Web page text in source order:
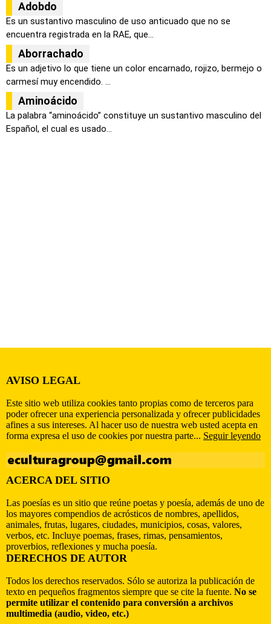
Adobdo
Es un sustantivo masculino de uso anticuado que no se
encuentra registrada en la RAE, que...
Aborrachado
Es un adjetivo lo que tiene un color encarnado, rojizo, bermejo o
carmesí muy encendido. ...
Aminoácido
La palabra “aminoácido” constituye un sustantivo masculino del
Español, el cual es usado...
AVISO LEGAL
Este sitio web utiliza cookies tanto propias como de terceros para
poder ofrecer una experiencia personalizada y ofrecer publicidades
afines a sus intereses. Al hacer uso de nuestra web usted acepta en
forma expresa el uso de cookies por nuestra parte... Seguir leyendo
ACERCA DEL SITIO
Las poesías es un sitio que reúne poetas y poesía, además de uno de
los mayores compendios de acrósticos de nombres, apellidos,
animales, frutas, lugares, ciudades, municipios, cosas, valores,
verbos, etc. Incluye poemas, frases, rimas, pensamientos,
proverbios, reflexiones y mucha poesía.
DERECHOS DE AUTOR
Todos los derechos reservados. Sólo se autoriza la publicación de
texto en pequeños fragmentos siempre que se cite la fuente. No se
permite utilizar el contenido para conversión a archivos
multimedia (audio, video, etc.)